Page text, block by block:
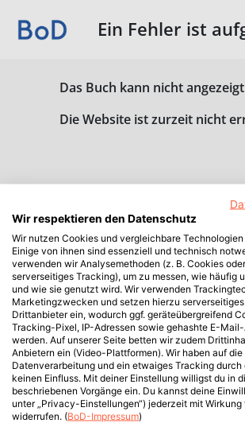
Ein Fehler ist
Das Buch kann nicht
Die Website ist zurzeit nicht
Wir respektieren den Datenschutz
Wir nutzen Cookies und vergleichbare Technologien
Einige von ihnen sind essenziell und technisch
verwenden wir Analysemethoden (z. B. Cookies
serverseitiges Tracking), um zu messen, wie häufig
und wie sie genutzt wird. Wir verwenden
Marketingzwecken und setzen hierzu
Drittanbieter ein, wodurch ggf. geräteübergreifend
Tracking-Pixel, IP-Adressen sowie gehashte E-
werden. Auf unserer Seite betten wir zudem
Anbietern ein (Video-Plattformen). Wir haben auf
Datenverarbeitung und ein etwaiges Tracking
keinen Einfluss. Mit deiner Einstellung willigst du in
beschriebenen Vorgänge ein. Du kannst deine
unter „Privacy-Einstellungen“) jederzeit mit
widerrufen. (BoD-Impressum)